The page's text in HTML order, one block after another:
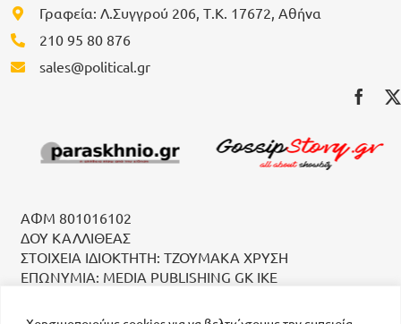
Γραφεία: Λ.Συγγρού 206, Τ.Κ. 17672, Αθήνα
210 95 80 876
sales@political.gr
ΑΦΜ 801016102
ΔΟΥ ΚΑΛΛΙΘΕΑΣ
ΣΤΟΙΧΕΙΑ ΙΔΙΟΚΤΗΤΗ: ΤΖΟΥΜΑΚΑ ΧΡΥΣΗ
ΕΠΩΝΥΜΙΑ: MEDIA PUBLISHING GK IKE